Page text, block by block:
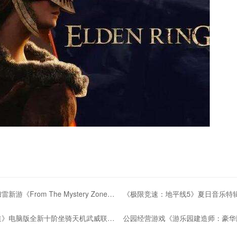
立体扫雷新游《From The Mystery Zone》登陆Steam 《极限竞速：地平线5》夏日音乐特
《问道》电脑版全新十阶坐骑天机武威联动紫禁城